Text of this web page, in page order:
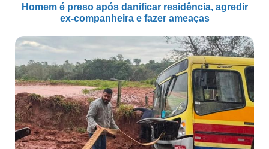
Homem é preso após danificar residência, agredir
ex-companheira e fazer ameaças